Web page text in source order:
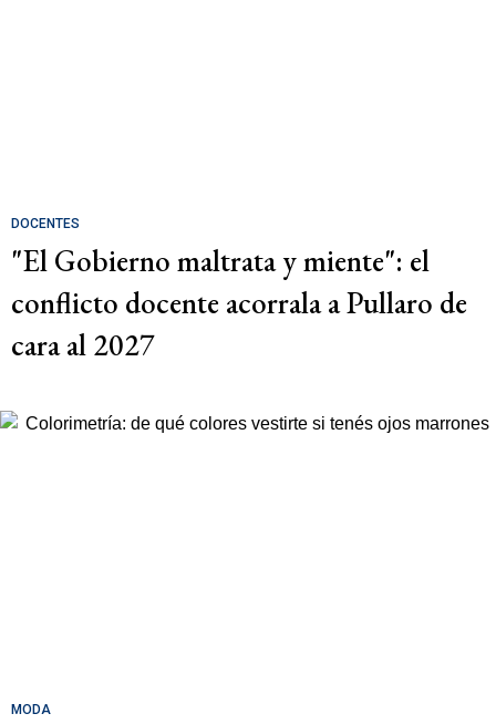
DOCENTES
"El Gobierno maltrata y miente": el
conflicto docente acorrala a Pullaro de
cara al 2027
MODA